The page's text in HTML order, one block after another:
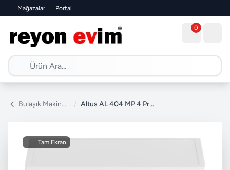
Mağazalar| Portal
0
Bulaşık Makinesi / Altus AL 404 MP 4 Programlı Bulaşık Makinesi
Tam Ekran